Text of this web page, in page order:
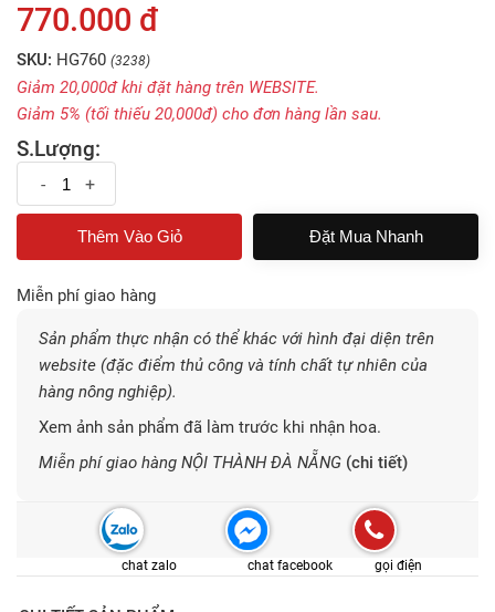
770.000 đ
SKU: HG760 (3238)
Giảm 20,000đ khi đặt hàng trên WEBSITE.
Giảm 5% (tối thiếu 20,000đ) cho đơn hàng lần sau.
S.Lượng:
- +
Đặt Mua Nhanh
Miễn phí giao hàng
Sản phẩm thực nhận có thể khác với hình đại diện trên
website (đặc điểm thủ công và tính chất tự nhiên của
hàng nông nghiệp).
Xem ảnh sản phẩm đã làm trước khi nhận hoa.
Miễn phí giao hàng NỘI THÀNH ĐÀ NẴNG (chi tiết)
chat zalo chat facebook gọi điện